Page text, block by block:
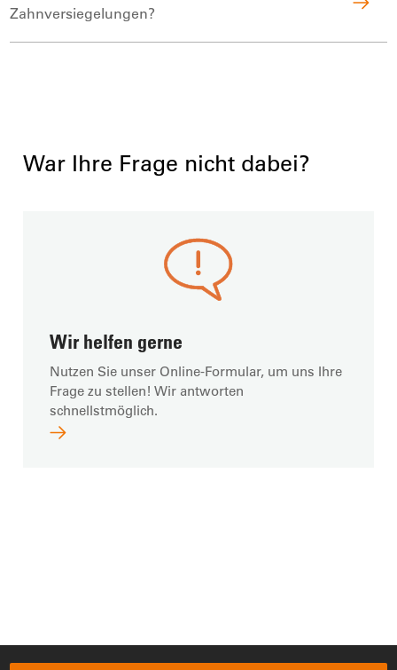
Zahnversiegelungen?
War Ihre Frage nicht dabei?
Wir helfen gerne
Nutzen Sie unser Online-Formular, um uns Ihre
Frage zu stellen! Wir antworten
schnellstmöglich.